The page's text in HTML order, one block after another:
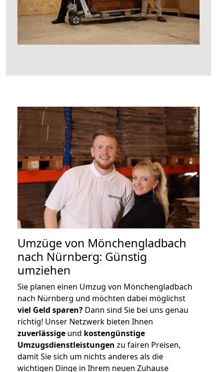
Umzüge von Mönchengladbach
nach Nürnberg: Günstig
umziehen
Sie planen einen Umzug von Mönchengladbach
nach Nürnberg und möchten dabei möglichst
viel Geld sparen? Dann sind Sie bei uns genau
richtig! Unser Netzwerk bieten Ihnen
zuverlässige und kostengünstige
Umzugsdienstleistungen zu fairen Preisen,
damit Sie sich um nichts anderes als die
wichtigen Dinge in Ihrem neuen Zuhause